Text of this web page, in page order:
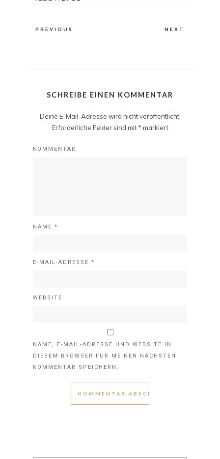
PREVIOUS NEXT
SCHREIBE EINEN KOMMENTAR
Deine E-Mail-Adresse wird nicht veröffentlicht.
Erforderliche Felder sind mit * markiert
KOMMENTAR
NAME *
E-MAIL-ADRESSE *
WEBSITE
NAME, E-MAIL-ADRESSE UND WEBSITE IN
DIESEM BROWSER FÜR MEINEN NÄCHSTEN
KOMMENTAR SPEICHERN.